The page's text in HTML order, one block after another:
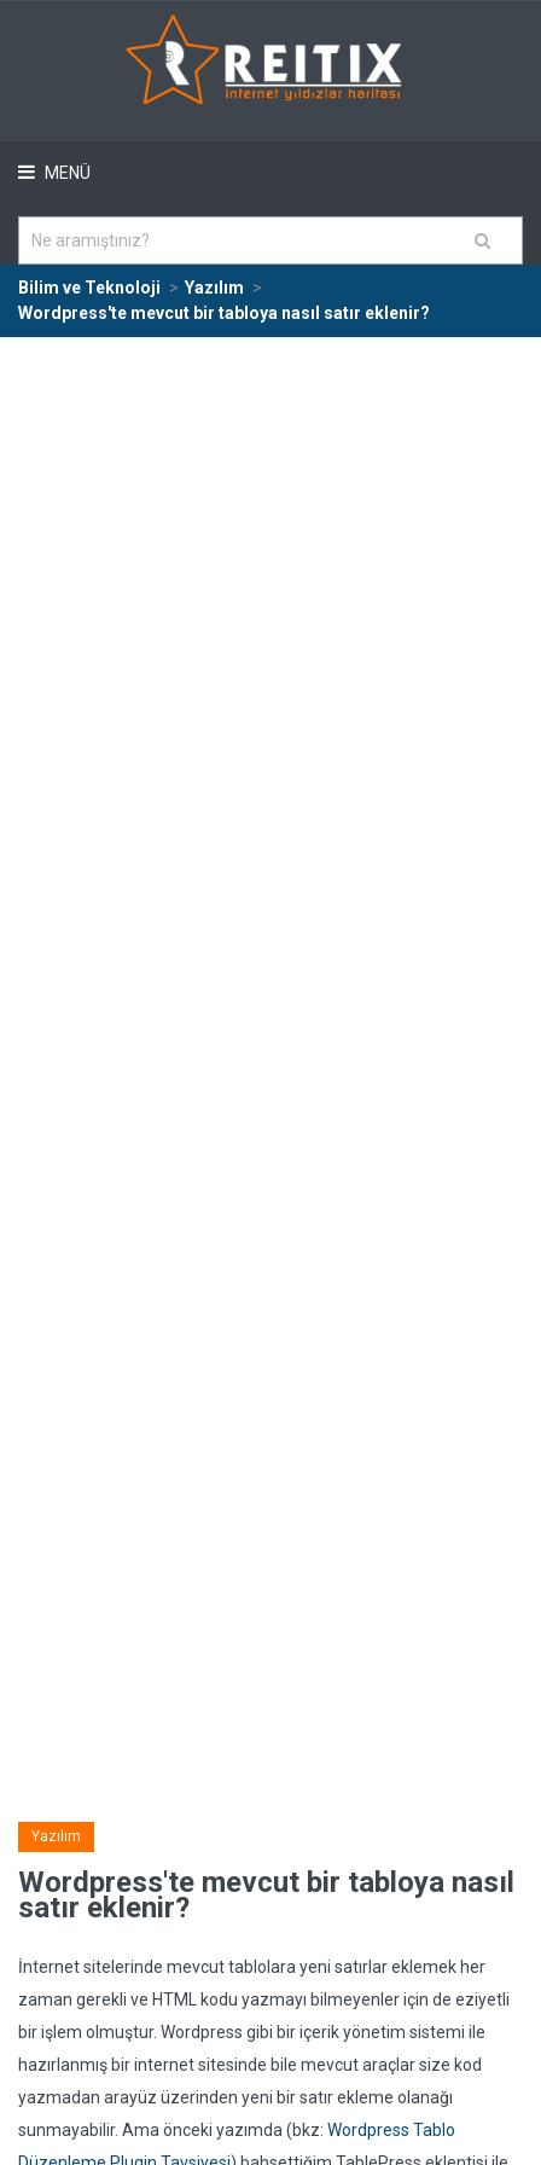
MENÜ
Bilim ve Teknoloji
Yazılım
Wordpress'te mevcut bir tabloya nasıl satır eklenir?
Yazılım
Wordpress'te mevcut bir tabloya nasıl
satır eklenir?
İnternet sitelerinde mevcut tablolara yeni satırlar eklemek her
zaman gerekli ve HTML kodu yazmayı bilmeyenler için de eziyetli
bir işlem olmuştur. Wordpress gibi bir içerik yönetim sistemi ile
hazırlanmış bir internet sitesinde bile mevcut araçlar size kod
yazmadan arayüz üzerinden yeni bir satır ekleme olanağı
sunmayabilir. Ama önceki yazımda (bkz: Wordpress Tablo